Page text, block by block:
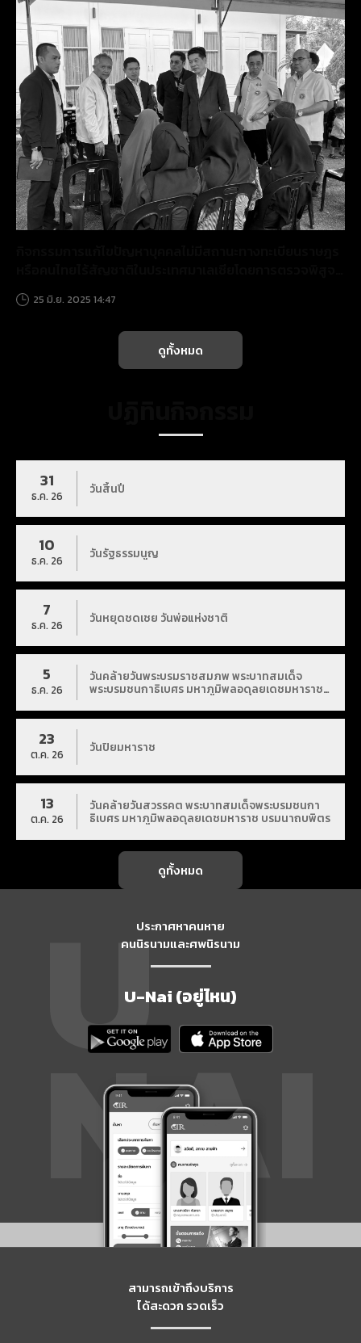
สารพันธุกรรม (DNA) ระหว่างวันที่ ๑๘ - ๑๙ มิถุนายน๒๕๖๘
ณ สถานกงสุลใหญ่ ณ เมืองโกตาบาร
25 มิ.ย. 2025 14:47
ดูทั้งหมด
31
ธ.ค. 26 วันสิ้นปี
10
ธ.ค. 26 วันรัฐธรรมนูญ
7
ธ.ค. 26 วันหยุดชดเชย วันพ่อแห่งชาติ
5
ธ.ค. 26
วันคล้ายวันพระบรมราชสมภพ พระบาทสมเด็จ
พระบรมชนกาธิเบศร มหาภูมิพลอดุลยเดชมหาราช
23
ต.ค. 26 วันปิยมหาราช
13
ต.ค. 26
วันคล้ายวันสวรรคต พระบาทสมเด็จพระบรมชนกา
ธิเบศร มหาภูมิพลอดุลยเดชมหาราช บรมนาถบพิตร
ดูทั้งหมด
ประกาศหาคนหาย
คนนิรนามและศพนิรนาม
U-Nai (อยู่ไหน)
สามารถเข้าถึงบริการ
ได้สะดวก รวดเร็ว